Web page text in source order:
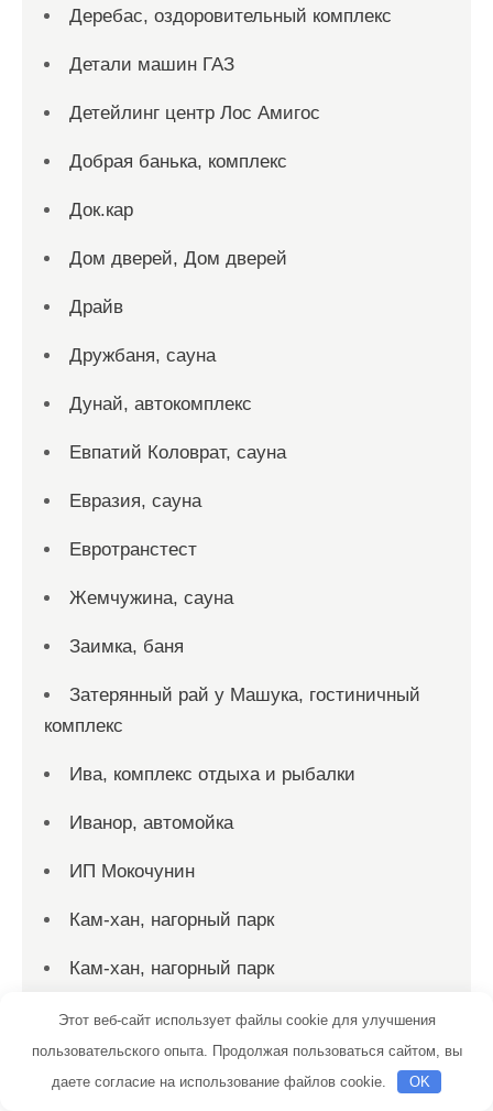
Деребас, оздоровительный комплекс
Детали машин ГАЗ
Детейлинг центр Лос Амигос
Добрая банька, комплекс
Док.кар
Дом дверей, Дом дверей
Драйв
Дружбаня, сауна
Дунай, автокомплекс
Евпатий Коловрат, сауна
Евразия, сауна
Евротранстест
Жемчужина, сауна
Заимка, баня
Затерянный рай у Машука, гостиничный
комплекс
Ива, комплекс отдыха и рыбалки
Иванор, автомойка
ИП Мокочунин
Кам-хан, нагорный парк
Кам-хан, нагорный парк
Капавто
Этот веб-сайт использует файлы cookie для улучшения
пользовательского опыта. Продолжая пользоваться сайтом, вы
даете согласие на использование файлов cookie.
OK